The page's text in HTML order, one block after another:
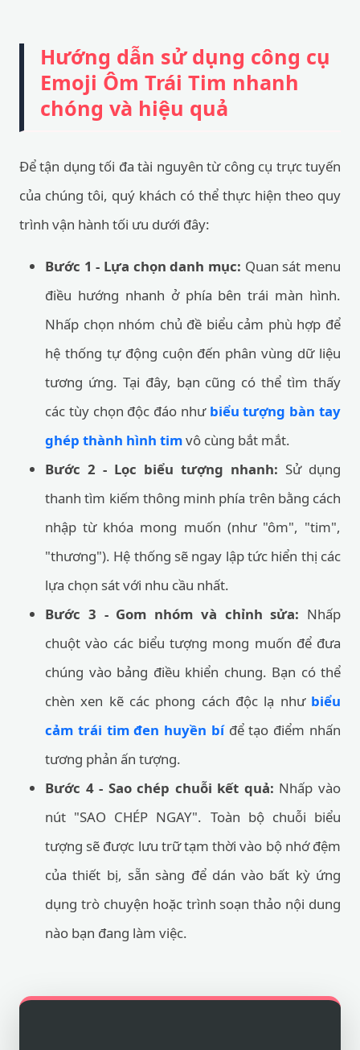
Hướng dẫn sử dụng công cụ
Emoji Ôm Trái Tim nhanh
chóng và hiệu quả
Để tận dụng tối đa tài nguyên từ công cụ trực tuyến
của chúng tôi, quý khách có thể thực hiện theo quy
trình vận hành tối ưu dưới đây:
Bước 1 - Lựa chọn danh mục: Quan sát menu
điều hướng nhanh ở phía bên trái màn hình.
Nhấp chọn nhóm chủ đề biểu cảm phù hợp để
hệ thống tự động cuộn đến phân vùng dữ liệu
tương ứng. Tại đây, bạn cũng có thể tìm thấy
các tùy chọn độc đáo như biểu tượng bàn tay
ghép thành hình timvô cùng bắt mắt.
Bước 2 - Lọc biểu tượng nhanh: Sử dụng
thanh tìm kiếm thông minh phía trên bằng cách
nhập từ khóa mong muốn (như "ôm", "tim",
"thương"). Hệ thống sẽ ngay lập tức hiển thị các
lựa chọn sát với nhu cầu nhất.
Bước 3 - Gom nhóm và chỉnh sửa: Nhấp
chuột vào các biểu tượng mong muốn để đưa
chúng vào bảng điều khiển chung. Bạn có thể
chèn xen kẽ các phong cách độc lạ như biểu
cảm trái tim đen huyền bíđể tạo điểm nhấn
tương phản ấn tượng.
Bước 4 - Sao chép chuỗi kết quả: Nhấp vào
nút "SAO CHÉP NGAY". Toàn bộ chuỗi biểu
tượng sẽ được lưu trữ tạm thời vào bộ nhớ đệm
của thiết bị, sẵn sàng để dán vào bất kỳ ứng
dụng trò chuyện hoặc trình soạn thảo nội dung
nào bạn đang làm việc.